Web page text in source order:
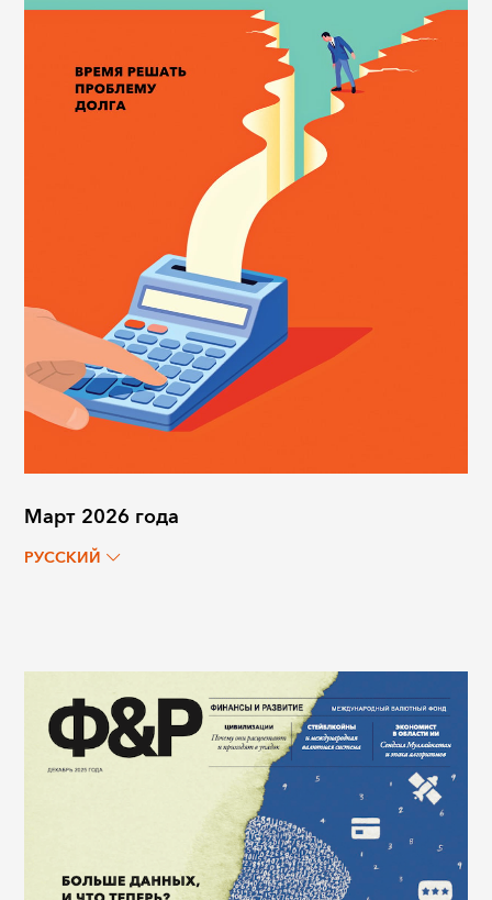
Март 2026 года
РУССКИЙ